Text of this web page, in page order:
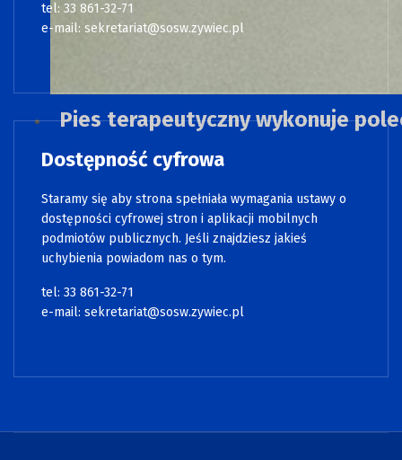
Pies terapeutyczny wykonuje
tel: 33 861-32-71
e-mail: sekretariat@sosw.zywiec.pl
Dostępność cyfrowa
Staramy się aby strona spełniała wymagania ustawy o
dostępności cyfrowej stron i aplikacji mobilnych
podmiotów publicznych. Jeśli znajdziesz jakieś
uchybienia powiadom nas o tym.
tel: 33 861-32-71
e-mail: sekretariat@sosw.zywiec.pl